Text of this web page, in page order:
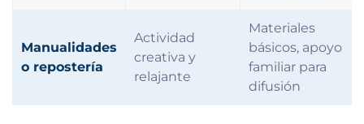
Manualidades
o repostería
Actividad
creativa y
relajante
Materiales
básicos, apoyo
familiar para
difusión